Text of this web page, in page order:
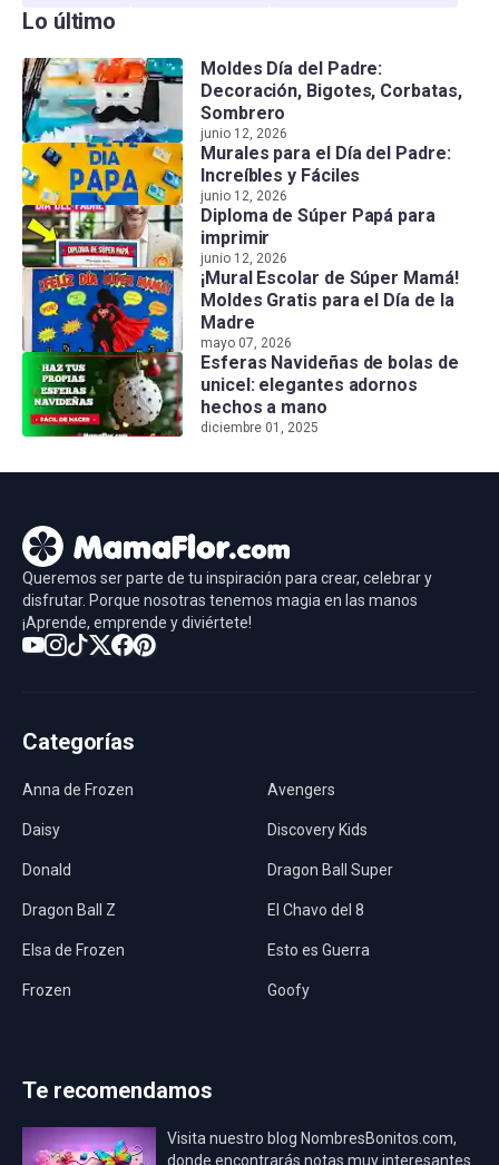
Lo último
Moldes Día del Padre:
Decoración, Bigotes, Corbatas,
Sombrero
junio 12, 2026
Murales para el Día del Padre:
Increíbles y Fáciles
junio 12, 2026
Diploma de Súper Papá para
imprimir
junio 12, 2026
¡Mural Escolar de Súper Mamá!
Moldes Gratis para el Día de la
Madre
mayo 07, 2026
Esferas Navideñas de bolas de
unicel: elegantes adornos
hechos a mano
diciembre 01, 2025
Queremos ser parte de tu inspiración para crear, celebrar y
disfrutar. Porque nosotras tenemos magia en las manos
¡Aprende, emprende y diviértete!
Categorías
Anna de Frozen Avengers
Daisy Discovery Kids
Donald Dragon Ball Super
Dragon Ball Z El Chavo del 8
Elsa de Frozen Esto es Guerra
Frozen Goofy
Los Minions Los Vengadores
Te recomendamos
Visita nuestro blog NombresBonitos.com,
donde encontrarás notas muy interesantes